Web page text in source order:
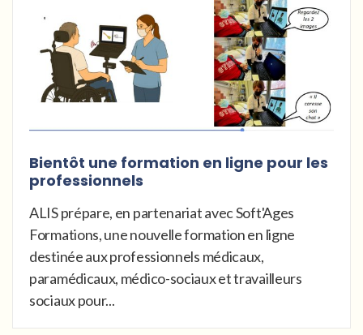
Bientôt une formation en ligne pour les
professionnels
ALIS prépare, en partenariat avec Soft'Ages
Formations, une nouvelle formation en ligne
destinée aux professionnels médicaux,
paramédicaux, médico-sociaux et travailleurs
sociaux pour...